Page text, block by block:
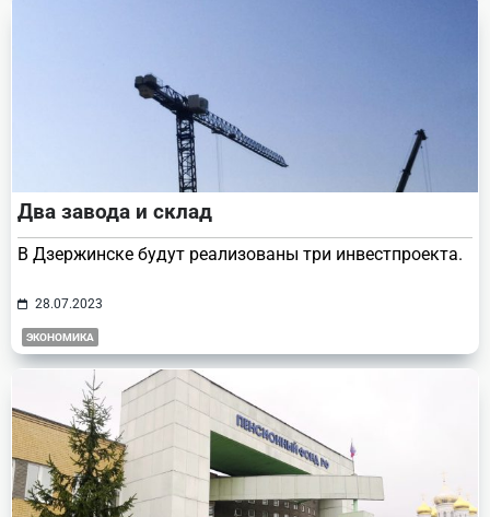
Два завода и склад
В Дзержинске будут реализованы три инвестпроекта.
28.07.2023
ЭКОНОМИКА